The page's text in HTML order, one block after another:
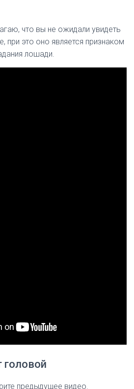
что вы не ожидали увидеть
при это оно является признаком
лошади.
предыдущее видео.